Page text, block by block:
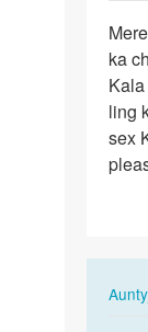
Mere
penis
ka
ched
chota
h…
ka
ling
sex